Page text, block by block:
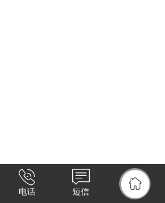
电话 短信